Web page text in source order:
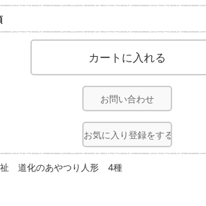
お問い合わせ
お気に入り登録をする
祉 道化のあやつり人形 4種